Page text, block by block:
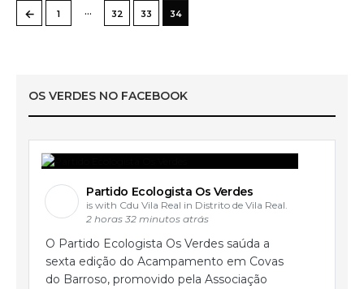
← 1 … 32 33 34
OS VERDES NO FACEBOOK
Partido Ecologista Os Verdes
is with Cdu Vila Real in Distrito de Vila Real.
2 horas 32 minutos atrás
O Partido Ecologista Os Verdes saúda a
sexta edição do Acampamento em Covas
do Barroso, promovido pela Associação